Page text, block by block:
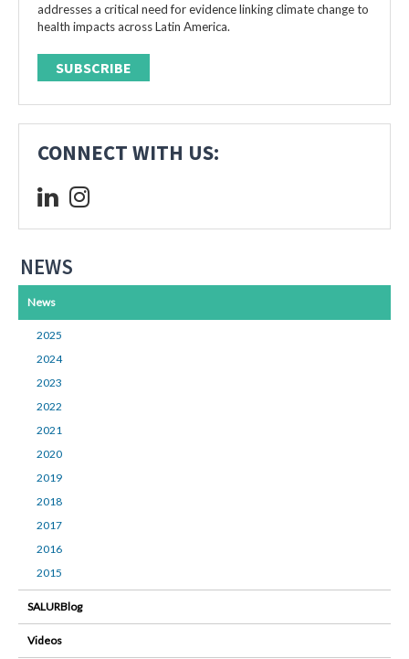
addresses a critical need for evidence linking climate change to
health impacts across Latin America.
SUBSCRIBE
CONNECT WITH US:
NEWS
News
2025
2024
2023
2022
2021
2020
2019
2018
2017
2016
2015
SALURBlog
Videos